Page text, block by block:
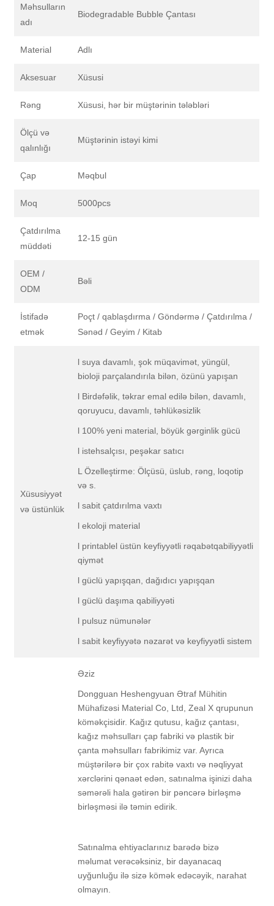
Məhsulların
adı
Biodegradable Bubble Çantası
Material Adlı
Aksesuar Xüsusi
Rəng Xüsusi, hər bir müştərinin tələbləri
Ölçü və
qalınlığı
Müştərinin istəyi kimi
Çap Məqbul
Moq 5000pcs
Çatdırılma
müddəti
12-15 gün
OEM /
ODM
Bəli
İstifadə
etmək
Poçt / qablaşdırma / Göndərmə / Çatdırılma /
Sənəd / Geyim / Kitab
Xüsusiyyət
və üstünlük
l suya davamlı, şok müqavimət, yüngül,
bioloji parçalandırıla bilən, özünü yapışan
l Birdəfəlik, təkrar emal edilə bilən, davamlı,
qoruyucu, davamlı, təhlükəsizlik
l 100% yeni material, böyük gərginlik gücü
l istehsalçısı, peşəkar satıcı
L Özelleştirme: Ölçüsü, üslub, rəng, loqotip
və s.
l sabit çatdırılma vaxtı
l ekoloji material
l printablel üstün keyfiyyətli rəqabətqabiliyyətli
qiymət
l güclü yapışqan, dağıdıcı yapışqan
l güclü daşıma qabiliyyəti
l pulsuz nümunələr
l sabit keyfiyyətə nəzarət və keyfiyyətli sistem
Əziz
Dongguan Heshengyuan Ətraf Mühitin
Mühafizəsi Material Co, Ltd, Zeal X qrupunun
köməkçisidir. Kağız qutusu, kağız çantası,
kağız məhsulları çap fabriki və plastik bir
çanta məhsulları fabrikimiz var. Ayrıca
müştərilərə bir çox rabitə vaxtı və nəqliyyat
xərclərini qənaət edən, satınalma işinizi daha
səmərəli hala gətirən bir pəncərə birləşmə
birləşməsi ilə təmin edirik.
Satınalma ehtiyaclarınız barədə bizə
məlumat verəcəksiniz, bir dayanacaq
uyğunluğu ilə sizə kömək edəcəyik, narahat
olmayın.